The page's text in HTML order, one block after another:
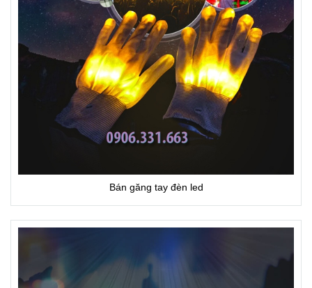
Bán găng tay đèn led